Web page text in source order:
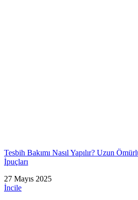
Tesbih Bakımı Nasıl Yapılır? Uzun
İpuçları
27 Mayıs 2025
İncile